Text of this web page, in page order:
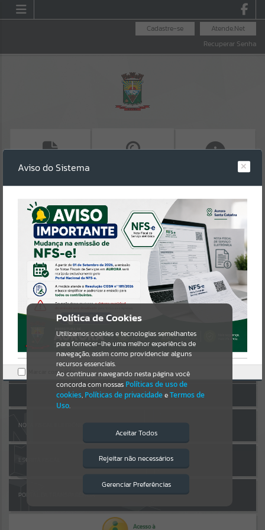
Atende.Net
Cadastre-se
Recuperar Senha
EMITIR IPTU
SALA DO
EMPREENDEDOR
ACESSO A
INFORMAÇÃO
Resultados para""
Portais
Por favor, aguarde...
NOTÍCIAS
Por favor, aguarde...
Por favor, aguarde...
AUTOATENDIMENTO
Cadastre-se|Recuperar Senha
ACESSAR SEM LOGIN
NOTA FISCAL ELETRÔNICA
ESCRITA FISCAL
PORTAL DA TRANSPARÊNCIA
Política de Cookies
Utilizamos cookies e tecnologias semelhantes
para fornecer-lhe uma melhor experiência de
navegação, assim como providenciar alguns
recursos essenciais.
Ao continuar navegando nesta página você
concorda com nossas Políticas de uso de
cookies, Políticas de privacidadeeTermos de
Uso.
Aceitar Todos
Rejeitar não necessários
Gerenciar Preferências
Isto significa que diversos recursos
providenciados poderão não estar
Aviso do Sistema
Marcar como lido.
Erro
SISTEMA
Gerenciamento do Sistema
CÓDIGO DA MENSAGEM:EST-000040
Ocorreu um erro de script:
Uncaught SyntaxError: Unexpected token '('
https://aurora.atende.net/cidadao/pagina/static/bundle/wpo_index_
2_base_l2_portal_editores_sync_b1af0104912828a556f25727bdc1cda
e.js?v=3275eb17:47
Verificar Mais Detalhes